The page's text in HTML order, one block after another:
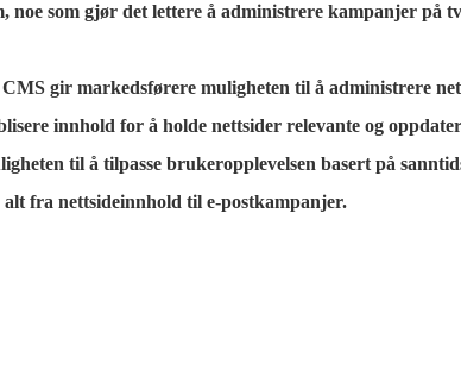
som gjør det lettere å administrere kampanjer på
gir markedsførere muligheten til å administrere
innhold for å holde nettsider relevante og
til å tilpasse brukeropplevelsen basert på
alt fra nettsideinnhold til e-postkampanjer.